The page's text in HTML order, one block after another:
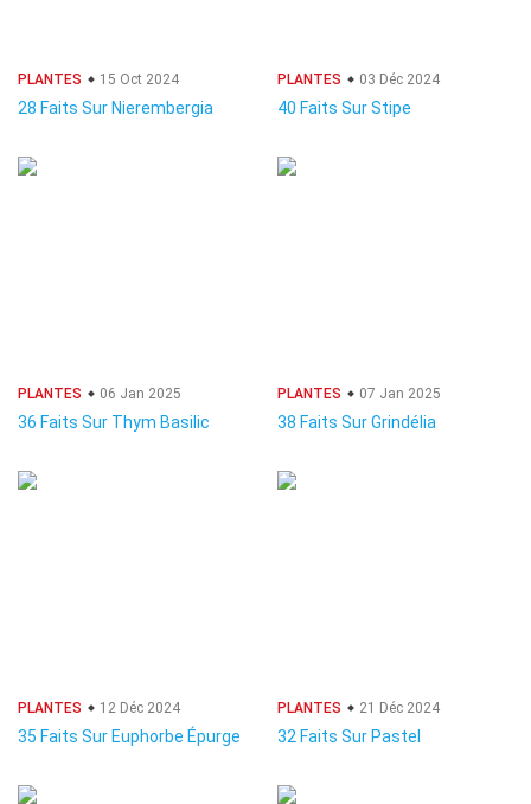
PLANTES 15 Oct 2024
28 Faits Sur Nierembergia
PLANTES 03 Déc 2024
40 Faits Sur Stipe
PLANTES 06 Jan 2025
36 Faits Sur Thym Basilic
PLANTES 07 Jan 2025
38 Faits Sur Grindélia
PLANTES 12 Déc 2024
35 Faits Sur Euphorbe Épurge
PLANTES 21 Déc 2024
32 Faits Sur Pastel